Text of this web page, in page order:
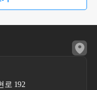
로 192